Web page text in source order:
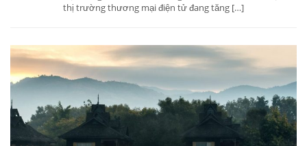
thị trường thương mại điện tử đang tăng […]